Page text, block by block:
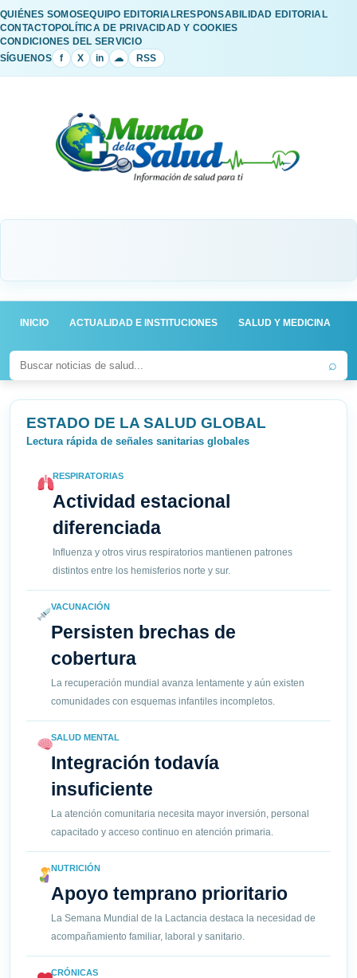
QUIÉNES SOMOSEQUIPO EDITORIALRESPONSABILIDAD EDITORIAL
CONTACTOPOLÍTICA DE PRIVACIDAD Y COOKIES
CONDICIONES DEL SERVICIO
SÍGUENOS
f X in ☁ RSS
INICIO ACTUALIDAD E INSTITUCIONES SALUD Y MEDICINA
⌕
ESTADO DE LA SALUD GLOBAL
Lectura rápida de señales sanitarias globales
RESPIRATORIAS
Actividad estacional
diferenciada
Influenza y otros virus respiratorios mantienen patrones
distintos entre los hemisferios norte y sur.
VACUNACIÓN
Persisten brechas de
cobertura
La recuperación mundial avanza lentamente y aún existen
comunidades con esquemas infantiles incompletos.
SALUD MENTAL
Integración todavía
insuficiente
La atención comunitaria necesita mayor inversión, personal
capacitado y acceso continuo en atención primaria.
NUTRICIÓN
Apoyo temprano prioritario
La Semana Mundial de la Lactancia destaca la necesidad de
acompañamiento familiar, laboral y sanitario.
CRÓNICAS